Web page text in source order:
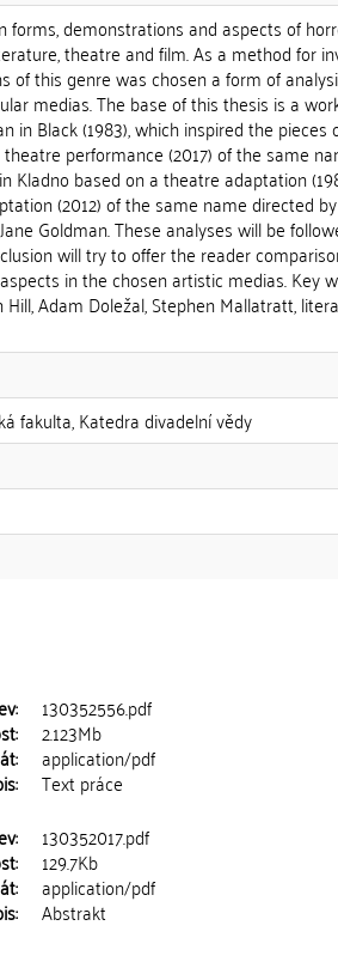
forms, demonstrations and aspects of
theatre and film. As a method for
of this genre was chosen a form of
medias. The base of this thesis is a
in Black (1983), which inspired the
performance (2017) of the same
Kladno based on a theatre adaptation
(2012) of the same name directed
Goldman. These analyses will be
will try to offer the reader
in the chosen artistic medias. Key
Adam Doležal, Stephen Mallatratt,
fakulta, Katedra divadelní vědy
130352556.pdf
2.123Mb
application/pdf
Text práce
130352017.pdf
129.7Kb
application/pdf
Abstrakt